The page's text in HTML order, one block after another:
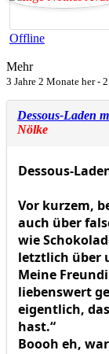
Offline
Mehr
3 Jahre 2 Monate her-
Dessous-Laden
Nölke
Dessous-
Vor kurzem,
auch über
wie
letztlich über
Meine
liebenswert
eigentlich,
hast.“
Boooh eh,